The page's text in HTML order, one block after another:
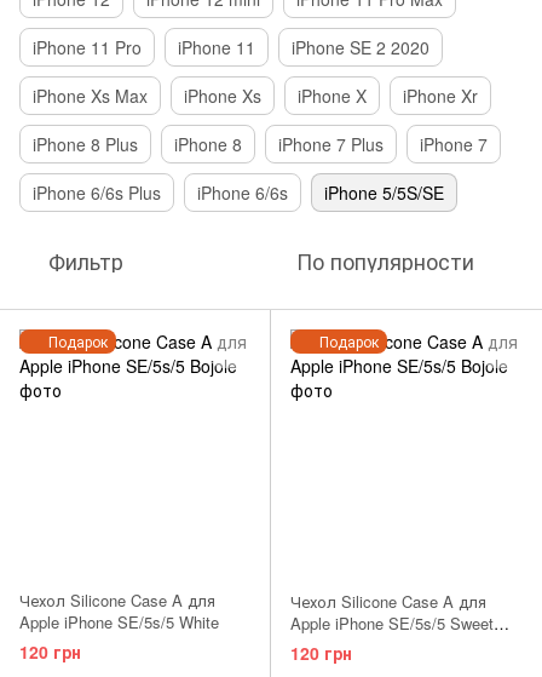
iPhone 11 Pro
iPhone 11
iPhone SE 2 2020
iPhone Xs Max
iPhone Xs iPhone X
iPhone Xr
iPhone 8 Plus
iPhone 8 iPhone 7 Plus
iPhone 7
iPhone 6/6s Plus
iPhone 6/6s iPhone 5/5S/SE
Фильтр По популярности
Подарок
Чехол Silicone Case A для
Apple iPhone SE/5s/5 White
120 грн
Подарок
Чехол Silicone Case A для
Apple iPhone SE/5s/5 Sweet
Blue
120 грн